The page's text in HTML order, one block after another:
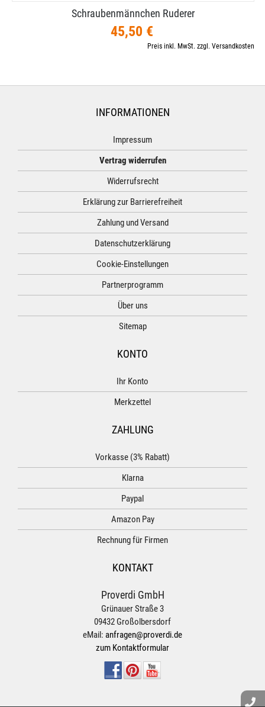
Schraubenmännchen Ruderer
45,50 €
Preis inkl. MwSt. zzgl. Versandkosten
INFORMATIONEN
Impressum
Vertrag widerrufen
Widerrufsrecht
Erklärung zur Barrierefreiheit
Zahlung und Versand
Datenschutzerklärung
Cookie-Einstellungen
Partnerprogramm
Über uns
Sitemap
KONTO
Ihr Konto
Merkzettel
ZAHLUNG
Vorkasse (3% Rabatt)
Klarna
Paypal
Amazon Pay
Rechnung für Firmen
KONTAKT
Proverdi GmbH
Grünauer Straße 3
09432 Großolbersdorf
eMail: anfragen@proverdi.de
zum Kontaktformular